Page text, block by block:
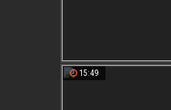
15:49